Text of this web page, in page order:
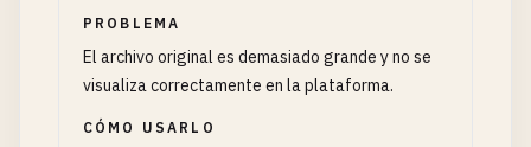
PROBLEMA
El archivo original es demasiado grande y no se
visualiza correctamente en la plataforma.
CÓMO USARLO